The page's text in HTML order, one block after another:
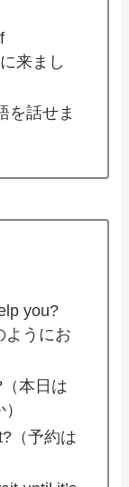
来まし
を話せま
you?
ようにお
本日は
（予約は